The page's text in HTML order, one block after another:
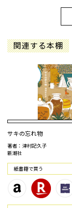
関連する本棚
サキの忘れ物
著者：津村記久子
新潮社
紙書籍で買う